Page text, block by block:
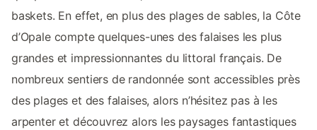
baskets. En effet, en plus des plages de sables, la Côte
d’Opale compte quelques-unes des falaises les plus
grandes et impressionnantes du littoral français. De
nombreux sentiers de randonnée sont accessibles près
des plages et des falaises, alors n’hésitez pas à les
arpenter et découvrez alors les paysages fantastiques